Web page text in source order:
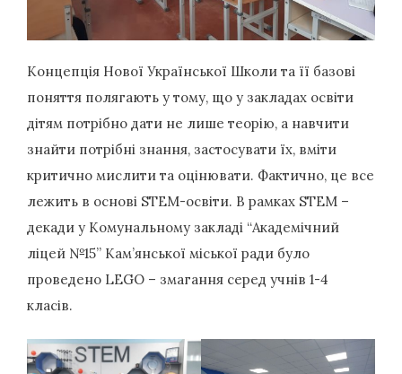
Концепція Нової Української Школи та її базові
поняття полягають у тому, що у закладах освіти
дітям потрібно дати не лише теорію, а навчити
знайти потрібні знання, застосувати їх, вміти
критично мислити та оцінювати. Фактично, це все
лежить в основі STEM-освіти. В рамках STEM –
декади у Комунальному закладі “Академічний
ліцей №15” Кам’янської міської ради було
проведено LEGO – змагання серед учнів 1-4
класів.